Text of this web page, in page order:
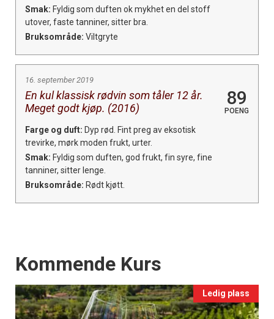
Smak: Fyldig som duften ok mykhet en del stoff
utover, faste tanniner, sitter bra.
Bruksområde: Viltgryte
16. september 2019
En kul klassisk rødvin som tåler 12 år.
Meget godt kjøp. (2016)
89
POENG
Farge og duft: Dyp rød. Fint preg av eksotisk
trevirke, mørk moden frukt, urter.
Smak: Fyldig som duften, god frukt, fin syre, fine
tanniner, sitter lenge.
Bruksområde: Rødt kjøtt.
Events
Kommende Kurs
Ledig plass